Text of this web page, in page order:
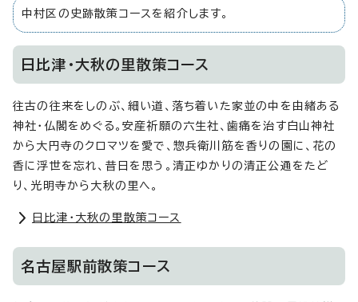
中村区の史跡散策コースを紹介します。
日比津・大秋の里散策コース
往古の往来をしのぶ、細い道、落ち着いた家並の中を由緒ある
神社・仏閣をめぐる。安産祈願の六生社、歯痛を治す白山神社
から大円寺のクロマツを愛で、惣兵衛川筋を香りの園に、花の
香に浮世を忘れ、昔日を思う。清正ゆかりの清正公通をたど
り、光明寺から大秋の里へ。
日比津・大秋の里散策コース
名古屋駅前散策コース